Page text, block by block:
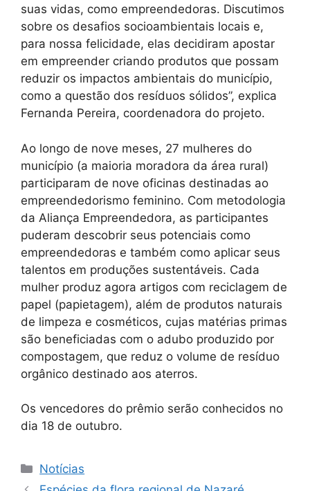
suas vidas, como empreendedoras. Discutimos
sobre os desafios socioambientais locais e,
para nossa felicidade, elas decidiram apostar
em empreender criando produtos que possam
reduzir os impactos ambientais do município,
como a questão dos resíduos sólidos”, explica
Fernanda Pereira, coordenadora do projeto.
Ao longo de nove meses, 27 mulheres do
município (a maioria moradora da área rural)
participaram de nove oficinas destinadas ao
empreendedorismo feminino. Com metodologia
da Aliança Empreendedora, as participantes
puderam descobrir seus potenciais como
empreendedoras e também como aplicar seus
talentos em produções sustentáveis. Cada
mulher produz agora artigos com reciclagem de
papel (papietagem), além de produtos naturais
de limpeza e cosméticos, cujas matérias primas
são beneficiadas com o adubo produzido por
compostagem, que reduz o volume de resíduo
orgânico destinado aos aterros.
Os vencedores do prêmio serão conhecidos no
dia 18 de outubro.
Notícias